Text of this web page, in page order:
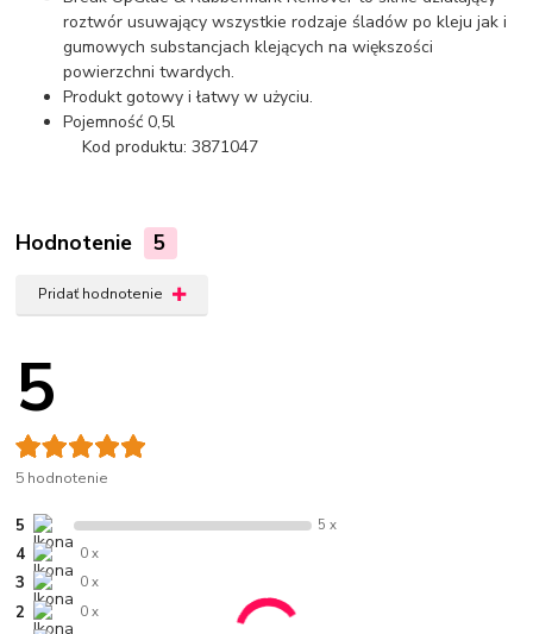
roztwór usuwający wszystkie rodzaje śladów po kleju jak i
gumowych substancjach klejących na większości
powierzchni twardych.
Produkt gotowy i łatwy w użyciu.
Pojemność 0,5l
Kod produktu: 3871047
Hodnotenie 5
Pridať hodnotenie
5
5 hodnotenie
5 5 x
4 0 x
3 0 x
2 0 x